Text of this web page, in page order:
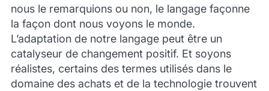
nous le remarquions ou non, le langage façonne
la façon dont nous voyons le monde.
L’adaptation de notre langage peut être un
catalyseur de changement positif. Et soyons
réalistes, certains des termes utilisés dans le
domaine des achats et de la technologie trouvent